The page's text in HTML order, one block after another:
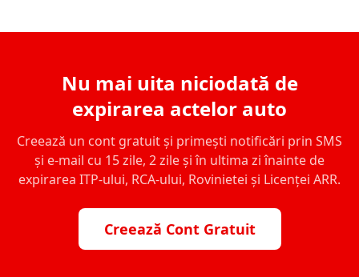
Nu mai uita niciodată de
expirarea actelor auto
Creează un cont gratuit și primești notificări prin SMS
și e-mail cu 15 zile, 2 zile și în ultima zi înainte de
expirarea ITP-ului, RCA-ului, Rovinietei și Licenței ARR.
Creează Cont Gratuit